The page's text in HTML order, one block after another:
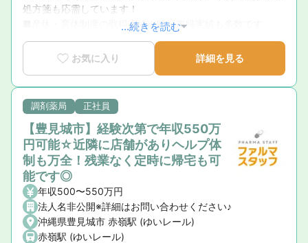
処方箋も応需しています！
■産休・育休制度の取得実績や時短復帰実績も多数です。子
育てしながらの就業にも理解があるため、安心してキャリア
が積めます◎
...続きを読む
お気に入り 詳細を見る
調剤薬局 正社員
【豊見城市】経験次第で年収550万
円可能☆近隣に店舗がありヘルプ体
制も万全！残業なく定時に帰宅も可
能です◎
年収500〜550万円
法人名非公開※詳細はお問い合わせください♪
沖縄県豊見城市 赤嶺駅 (ゆいレール)
赤嶺駅 (ゆいレール)